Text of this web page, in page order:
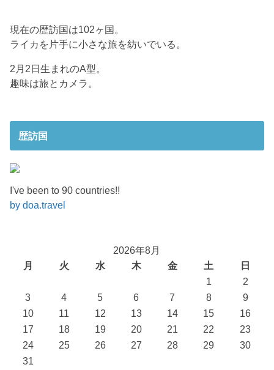
現在の歴訪国は102ヶ国。
ライカを片手に小さな旅を紡いでいる。
2月2日生まれのA型。
趣味は旅とカメラ。
歴訪国
I've been to 90 countries!!
by doa.travel
2026年8月
月
火 水 木 金 土 日
1
2
3
4 5 6 7 8
9
10
11 12 13 14 15
16
17
18 19 20 21 22
23
24
25 26 27 28 29
30
31